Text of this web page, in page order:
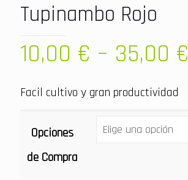
Tupinambo Rojo
10,00 € – 35,00 €
Facil cultivo y gran productividad
Opciones
de Compra